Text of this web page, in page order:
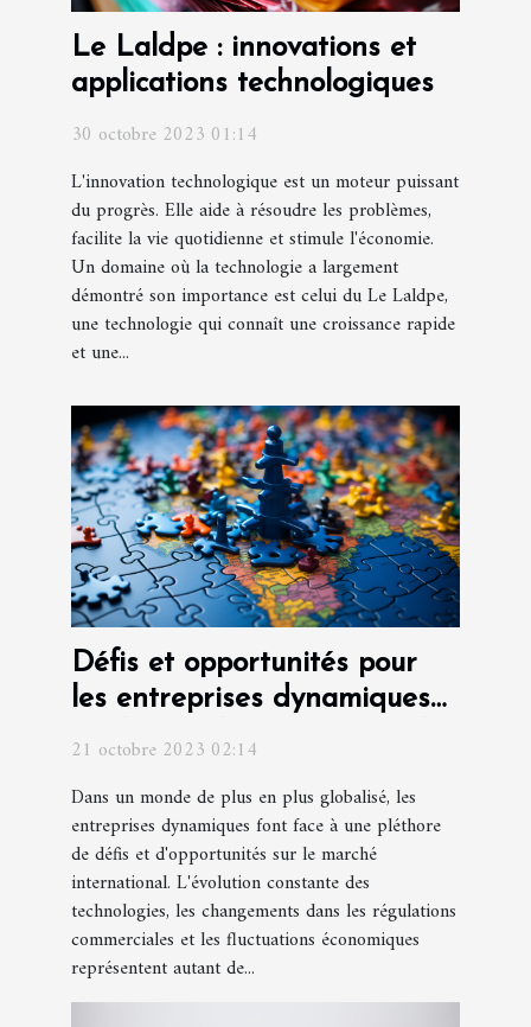
Le Laldpe : innovations et
applications technologiques
30 octobre 2023 01:14
L'innovation technologique est un moteur puissant
du progrès. Elle aide à résoudre les problèmes,
facilite la vie quotidienne et stimule l'économie.
Un domaine où la technologie a largement
démontré son importance est celui du Le Laldpe,
une technologie qui connaît une croissance rapide
et une...
Défis et opportunités pour
les entreprises dynamiques
sur le marché international
21 octobre 2023 02:14
Dans un monde de plus en plus globalisé, les
entreprises dynamiques font face à une pléthore
de défis et d'opportunités sur le marché
international. L'évolution constante des
technologies, les changements dans les régulations
commerciales et les fluctuations économiques
représentent autant de...